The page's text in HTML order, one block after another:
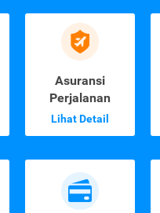
Asuransi
Perjalanan
Lihat Detail